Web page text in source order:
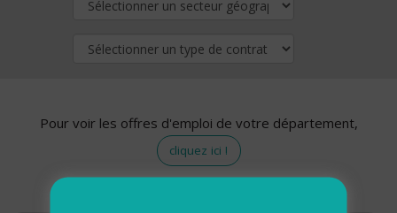
Pour voir les offres d'emploi de votre département,
cliquez ici !